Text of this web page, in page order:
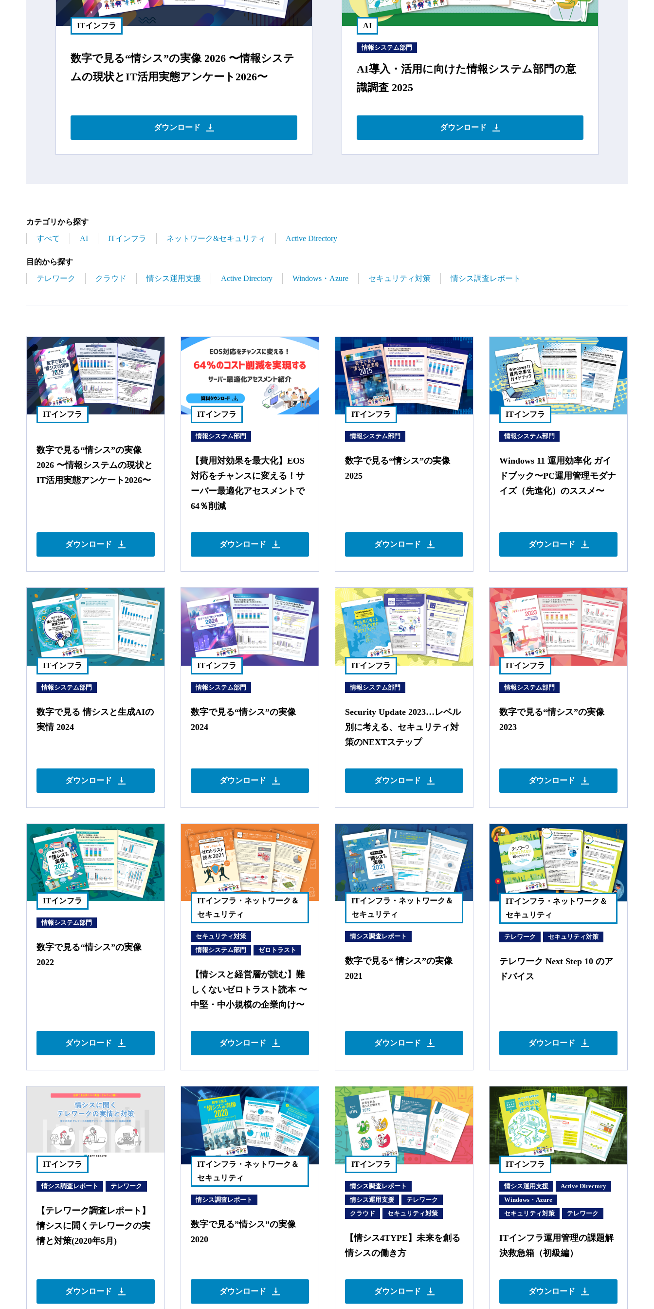
ITインフラ
数字で⾒る“情シス”の実像 2026 〜情報システ
ムの現状とIT活⽤実態アンケート2026〜
ダウンロード
AI
情報システム部門
AI導入・活用に向けた情報システム部門の意
識調査 2025
ダウンロード
カテゴリから探す
すべて
AI ITインフラ ネットワーク&セキュリティ Active Directory
目的から探す
テレワーク
クラウド 情シス運用支援 Active Directory Windows・Azure セキュリティ対策 情シス調査レポート
ITインフラ
数字で⾒る“情シス”の実像
2026 〜情報システムの現状と
IT活⽤実態アンケート2026〜
ダウンロード
ITインフラ
情報システム部門
【費用対効果を最大化】EOS
対応をチャンスに変える！サ
ーバー最適化アセスメントで
64％削減
ダウンロード
ITインフラ
情報システム部門
数字で見る“情シス”の実像
2025
ダウンロード
ITインフラ
情報システム部門
Windows 11 運用効率化 ガイ
ドブック〜PC運用管理モダナ
イズ（先進化）のススメ〜
ダウンロード
ITインフラ
情報システム部門
数字で見る 情シスと生成AIの
実情 2024
ダウンロード
ITインフラ
情報システム部門
数字で見る“情シス”の実像
2024
ダウンロード
ITインフラ
情報システム部門
Security Update 2023…レベル
別に考える、セキュリティ対
策のNEXTステップ
ダウンロード
ITインフラ
情報システム部門
数字で見る“情シス”の実像
2023
ダウンロード
ITインフラ
情報システム部門
数字で見る“情シス”の実像
2022
ダウンロード
ITインフラ・ネットワーク＆
セキュリティ
セキュリティ対策
情報システム部門
ゼロトラスト
【情シスと経営層が読む】難
しくないゼロトラスト読本 〜
中堅・中小規模の企業向け〜
ダウンロード
ITインフラ・ネットワーク＆
セキュリティ
情シス調査レポート
数字で見る“ 情シス”の実像
2021
ダウンロード
ITインフラ・ネットワーク＆
セキュリティ
テレワーク セキュリティ対策
テレワーク Next Step 10 のア
ドバイス
ダウンロード
ITインフラ
情シス調査レポート テレワーク
【テレワーク調査レポート】
情シスに聞くテレワークの実
情と対策(2020年5月)
ダウンロード
ITインフラ・ネットワーク＆
セキュリティ
情シス調査レポート
数字で見る”情シス”の実像
2020
ダウンロード
ITインフラ
情シス調査レポート
情シス運用支援
テレワーク
クラウド
セキュリティ対策
【情シス4TYPE】未来を創る
情シスの働き方
ダウンロード
ITインフラ
情シス運用支援
Active Directory
Windows・Azure
セキュリティ対策
テレワーク
ITインフラ運用管理の課題解
決救急箱（初級編）
ダウンロード